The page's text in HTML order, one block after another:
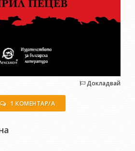
Докладвай
1 КОМЕНТАР/А